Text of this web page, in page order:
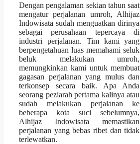
Dengan pengalaman sekian tahun saat
mengatur perjalanan umroh, Alhijaz
Indowisata sudah menguatkan dirinya
sebagai perusahaan tepercaya di
industri perjalanan. Tim kami yang
berpengetahuan luas memahami seluk
beluk melakukan umroh,
memungkinkan kami untuk membuat
gagasan perjalanan yang mulus dan
terkonsep secara baik. Apa Anda
seorang peziarah pertama kalinya atau
sudah melakukan perjalanan ke
beberapa kota suci sebelumnya,
Alhijaz Indowisata memastikan
perjalanan yang bebas ribet dan tidak
terlewatkan.